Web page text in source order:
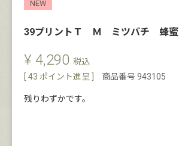
NEW
39プリントＴ Ｍ ミツバチ 蜂蜜
¥ 4,290 税込
43 ポイント進呈 ] 商品番号 943105
残りわずかです。